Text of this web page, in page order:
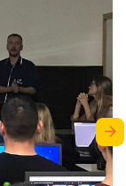
arrow_forward